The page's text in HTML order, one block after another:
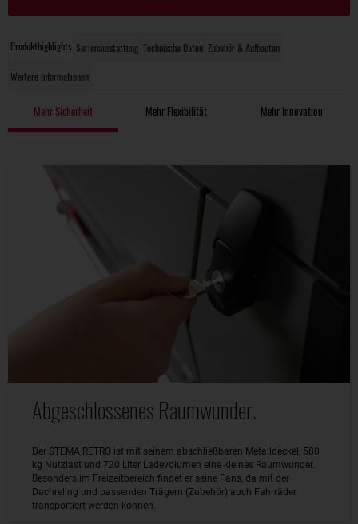
Produkthighlights Serienausstattung Technische Daten Zubehör & Aufbauten
Weitere Informationen
Mehr Sicherheit Mehr Flexibilität Mehr Innovation
Abgeschlossenes Raumwunder.
Der STEMA RETRO ist mit seinem abschließbaren Metalldeckel, 580
kg Nutzlast und 720 Liter Ladevolumen eine kleines Raumwunder.
Besonders im Freizeitbereich findet er seine Fans, da mit der
Dachreling und passenden Trägern (Zubehör) auch Fahrräder
transportiert werden können.